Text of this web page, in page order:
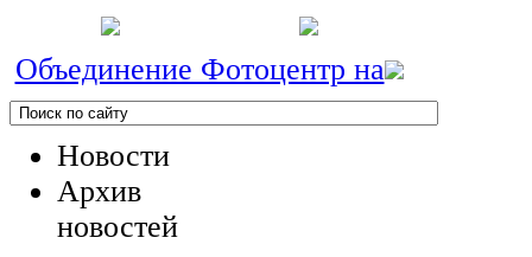
Объединение Фотоцентр на
Новости
Архив
новостей